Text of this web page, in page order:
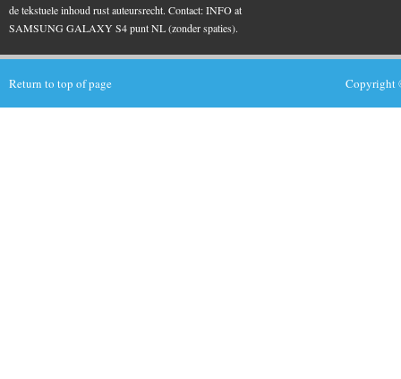
de tekstuele inhoud rust auteursrecht. Contact: INFO at
SAMSUNG GALAXY S4 punt NL (zonder spaties).
Return to top of page Copyright